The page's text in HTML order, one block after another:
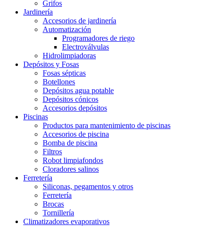
Grifos
Jardinería
Accesorios de jardinería
Automatización
Programadores de riego
Electroválvulas
Hidrolimpiadoras
Depósitos y Fosas
Fosas sépticas
Botellones
Depósitos agua potable
Depósitos cónicos
Accesorios depósitos
Piscinas
Productos para mantenimiento de piscinas
Accesorios de piscina
Bomba de piscina
Filtros
Robot limpiafondos
Cloradores salinos
Ferretería
Siliconas, pegamentos y otros
Ferretería
Brocas
Tornillería
Climatizadores evaporativos